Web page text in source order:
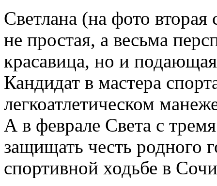
Светлана (на фото вторая
не простая, а весьма
красавица, но и
Кандидат в мастера
легкоатлетическом
А в феврале Света с
защищать честь родного
спортивной ходьбе в Сочи